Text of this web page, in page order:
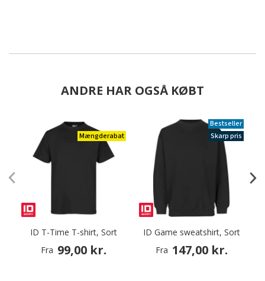
ANDRE HAR OGSÅ KØBT
Mængderabat
ID T-Time T-shirt, Sort
Fra 99,00 kr.
Bestseller
Skarp pris
ID Game sweatshirt, Sort
Fra 147,00 kr.